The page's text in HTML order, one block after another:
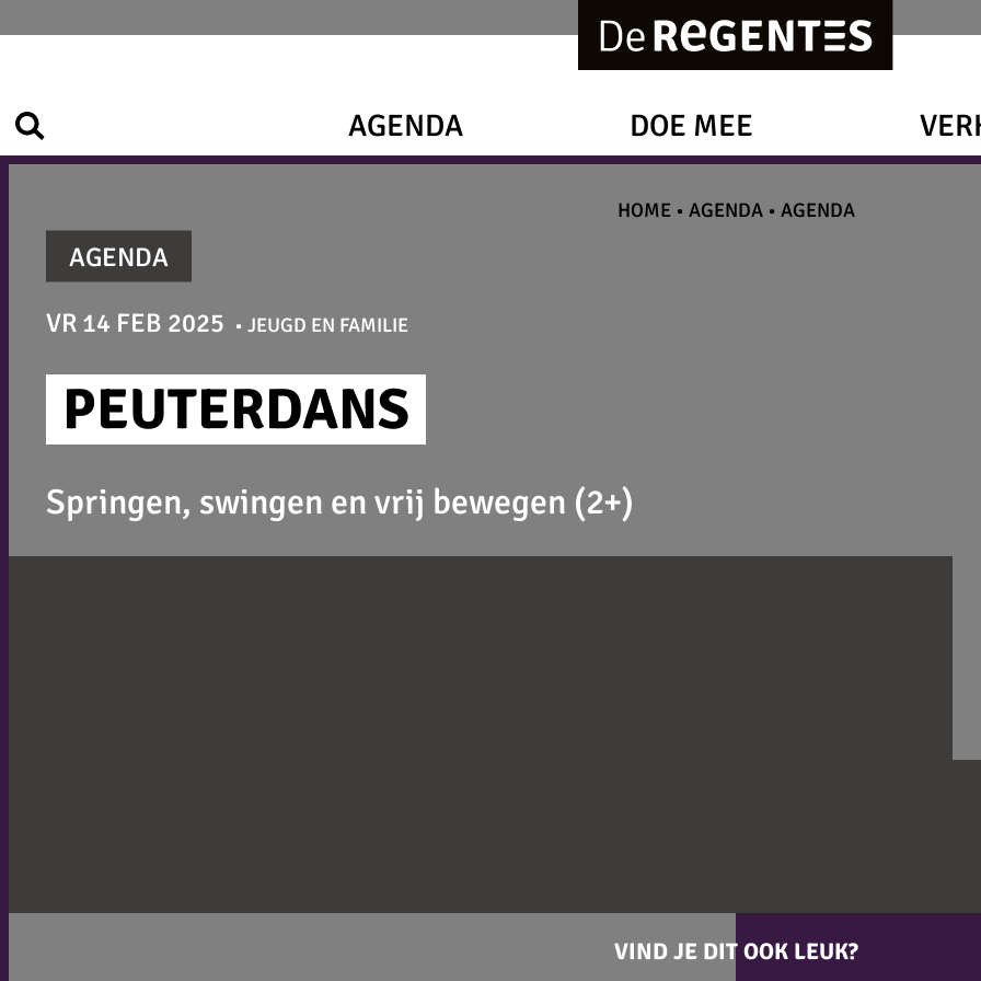
inhoud
AGENDA DOE MEE
HOME• AGENDA• AGENDA
AGENDA
VR 14 FEB 2025 JEUGD EN FAMILIE
PEUTERDANS
Springen, swingen en vrij bewegen (2+)
VIND JE DIT OOK LEUK?